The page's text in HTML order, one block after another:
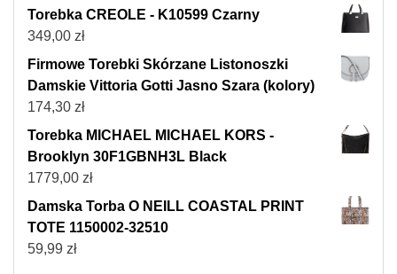
Torebka CREOLE - K10599 Czarny
349,00 zł
Firmowe Torebki Skórzane Listonoszki
Damskie Vittoria Gotti Jasno Szara (kolory)
174,30 zł
Torebka MICHAEL MICHAEL KORS -
Brooklyn 30F1GBNH3L Black
1779,00 zł
Damska Torba O NEILL COASTAL PRINT
TOTE 1150002-32510
59,99 zł